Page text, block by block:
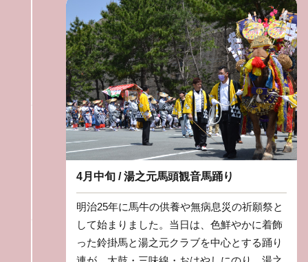
4月中旬 / 湯之元馬頭観音馬踊り
明治25年に馬牛の供養や無病息災の祈願祭と
して始まりました。当日は、色鮮やかに着飾
った鈴掛馬と湯之元クラブを中心とする踊り